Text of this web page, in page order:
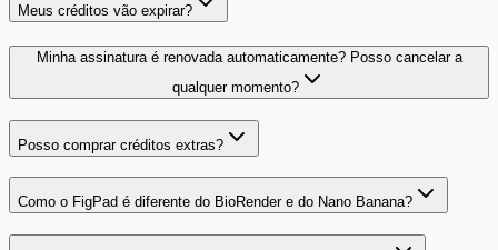
Meus créditos vão expirar?
Minha assinatura é renovada automaticamente? Posso cancelar a
qualquer momento?
Posso comprar créditos extras?
Como o FigPad é diferente do BioRender e do Nano Banana?